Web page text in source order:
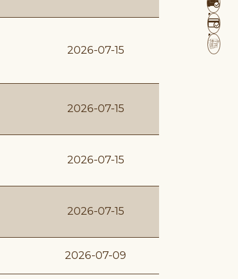
2026-07-15
2026-07-15
2026-07-15
2026-07-15
2026-07-09